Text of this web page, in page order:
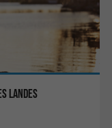
Landes